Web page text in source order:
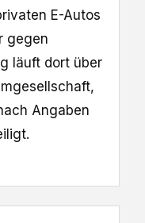
E-Autos
gegen
läuft dort über
Angaben